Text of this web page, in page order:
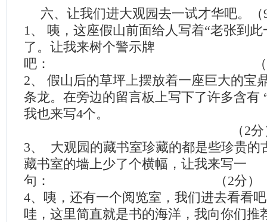
六、让我们进大观园去一试才华吧。（
1、 咦，这座假山前面给人写着“老张到
了。让我来树个警示牌
吧： （2分
2、 假山后的草坪上摆放着一座巨大的宝
条龙。在旁边的留言板上写下了许多含有
我也来写4个。
（2分
3、 大观园的藏书室珍藏的都是些珍贵的
藏书室的墙上少了个横幅，让我来写一
句： （2分）
4、咦，还有一个阅览室，我们进去看看
哇，这里简直就是书的海洋，我向你们推